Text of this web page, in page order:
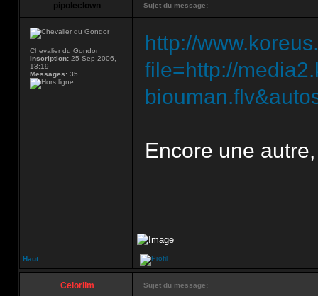
pipoleclown Sujet du message:
Chevalier du Gondor
Inscription: 25 Sep 2006,
13:19
Messages: 35
http://
file=http://
Encore une
Haut
Celorilm Sujet du message: